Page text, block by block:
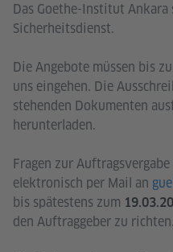
Das Goethe-Institut Ankara
Sicherheitsdienst.
Die Angebote müssen bis
uns eingehen. Die
stehenden Dokumenten
herunterladen.
Fragen zur
elektronisch per Mail an
bis spätestens zum
den Auftraggeber zu richten.